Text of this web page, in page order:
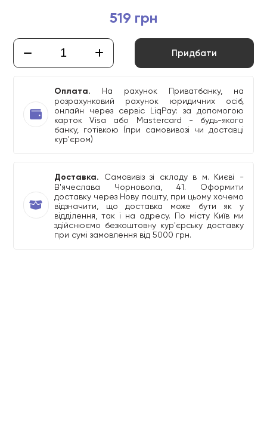
519 грн
Придбати
Оплата. На рахунок Приватбанку, на
розрахунковий рахунок юридичних осіб,
онлайн через сервіс LiqPay: за допомогою
карток Visa або Mastercard - будь-якого
банку, готівкою (при самовивозі чи доставці
кур'єром)
Доставка. Самовивіз зі складу в м. Києві -
В'ячеслава Чорновола, 41. Оформити
доставку через Нову пошту, при цьому хочемо
відзначити, що доставка може бути як у
відділення, так і на адресу. По місту Київ ми
здійснюємо безкоштовну кур'єрську доставку
при сумі замовлення від 5000 грн.